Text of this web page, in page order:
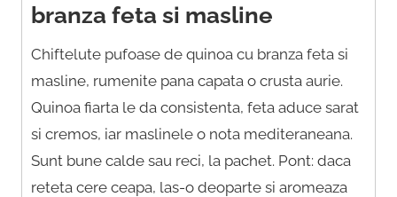
branza feta si masline
Chiftelute pufoase de quinoa cu branza feta si
masline, rumenite pana capata o crusta aurie.
Quinoa fiarta le da consistenta, feta aduce sarat
si cremos, iar maslinele o nota mediteraneana.
Sunt bune calde sau reci, la pachet. Pont: daca
reteta cere ceapa, las-o deoparte si aromeaza